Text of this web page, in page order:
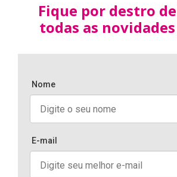
Fique por destro de
todas as novidades
Nome
E-mail